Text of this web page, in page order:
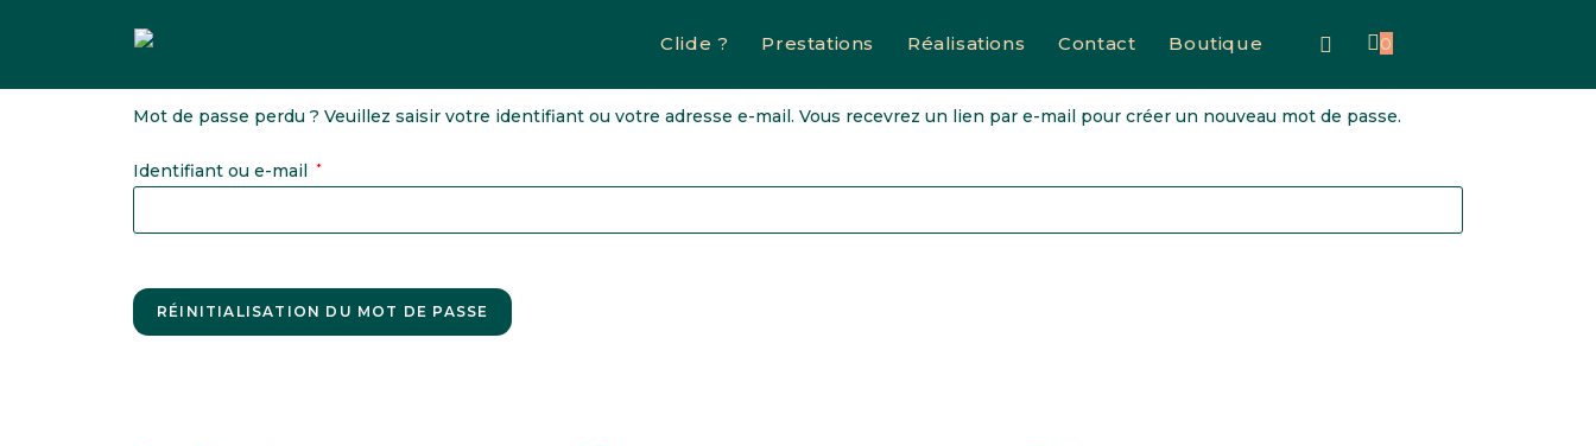
Clide ? Prestations Réalisations Contact Boutique 0
Mot de passe perdu ? Veuillez saisir votre identifiant ou votre adresse e-mail. Vous recevrez un lien par e-mail pour créer un nouveau mot de passe.
Identifiant ou e-mail *
RÉINITIALISATION DU MOT DE PASSE